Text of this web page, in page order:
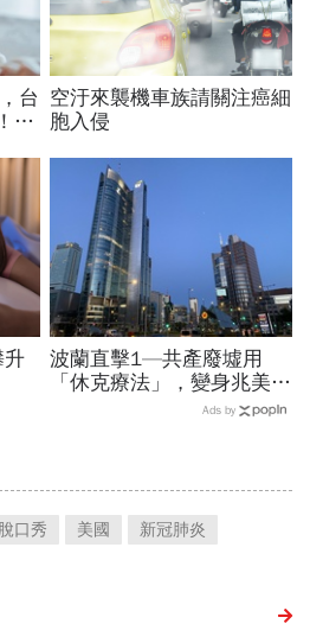
台
亞
空汙來襲機車族請關注癌細
胞入侵
升
波蘭直擊1—共產廢墟用
「休克療法」，變身兆美元
經濟體！「野牛瀕死」如何
Ads by
脫口秀 美國 新冠肺炎